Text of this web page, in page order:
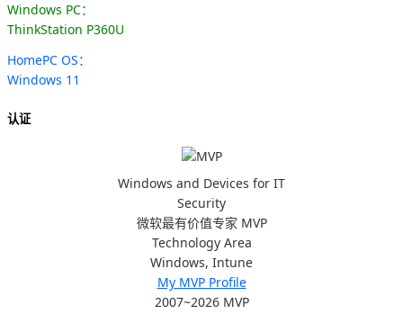
Windows PC：
ThinkStation P360U
HomePC OS：
Windows 11
认证
Windows and Devices for IT
Security
微软最有价值专家 MVP
Technology Area
Windows, Intune
My MVP Profile
2007~2026 MVP